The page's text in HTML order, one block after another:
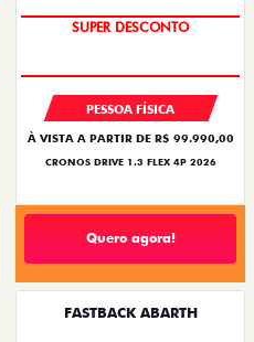
SUPER DESCONTO
PESSOA FÍSICA
À VISTA A PARTIR DE R$ 99.990,00
CRONOS DRIVE 1.3 FLEX 4P 2026
Quero agora!
FASTBACK ABARTH